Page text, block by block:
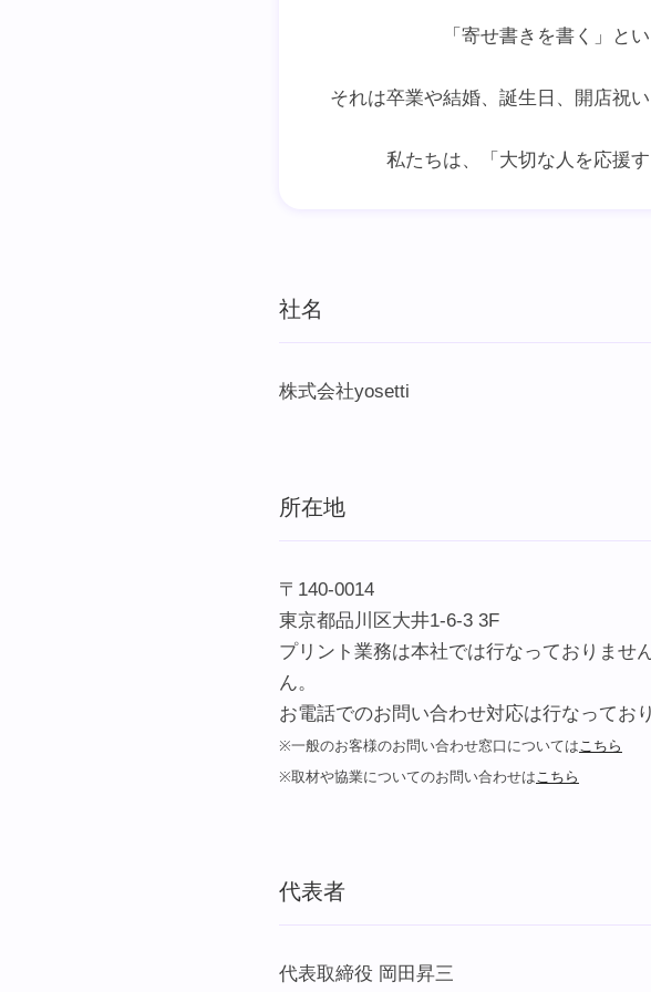
「寄せ書きを書く」と
それは卒業や結婚、誕生日、開店祝い
私たちは、 「大切な人を応援
社名
株式会社yosetti
所在地
〒140-0014
東京都品川区大井1-6-3 3F
プリント業務は本社では行なっておりませ
ん。
お電話でのお問い合わせ対応は行なってお
※一般のお客様のお問い合わせ窓口についてはこちら
※取材や協業についてのお問い合わせはこちら
代表者
代表取締役 岡田昇三